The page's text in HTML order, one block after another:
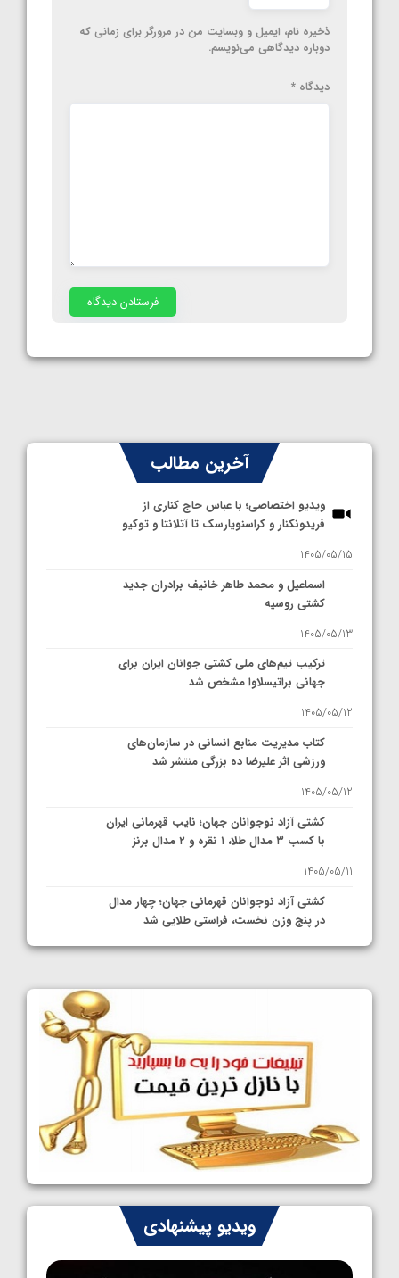
ذخیره نام، ایمیل و وبسایت من در مرورگر برای زمانی که
دوباره دیدگاهی می‌نویسم.
دیدگاه *
آخرین مطالب
ویدیو اختصاصی؛ با عباس حاج کناری از
فریدونکنار و کراسنویارسک تا آتلانتا و توکیو
1405/05/15
اسماعیل و محمد طاهر خانیف برادران جدید
کشتی روسیه
1405/05/13
ترکیب تیم‌های ملی کشتی جوانان ایران برای
جهانی براتیسلاوا مشخص شد
1405/05/12
کتاب مدیریت منابع انسانی در سازمان‌های
ورزشی اثر علیرضا ده بزرگی منتشر شد
1405/05/12
کشتی آزاد نوجوانان جهان؛ نایب قهرمانی ایران
با کسب ۳ مدال طلا، ۱ نقره و ۲ مدال برنز
1405/05/11
کشتی آزاد نوجوانان قهرمانی جهان؛ چهار مدال
در پنج وزن نخست، فراستی طلایی شد
1405/05/11
کشتی آزاد نوجوانان جهان؛ رقبای نمایندگان
ایران مشخص شدند
1405/05/08
کشتی فرنگی نوجوانان جهان؛ سکوی تیمی
سوم برای ایران
1405/05/07
ایران چشم به راه چهار مدال در پنج وزن دوم
کشتی فرنگی نوجوانان جهان
1405/05/06
ویدیو پیشنهادی